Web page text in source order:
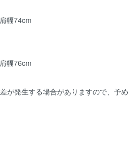
幅74cm
幅76cm
が発生する場合がありますので、予め